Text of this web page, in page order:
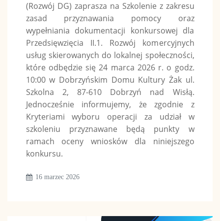
(Rozwój DG) zaprasza na Szkolenie z zakresu
zasad przyznawania pomocy oraz
wypełniania dokumentacji konkursowej dla
Przedsięwzięcia II.1. Rozwój komercyjnych
usług skierowanych do lokalnej społeczności,
które odbędzie się 24 marca 2026 r. o godz.
10:00 w Dobrzyńskim Domu Kultury Żak ul.
Szkolna 2, 87-610 Dobrzyń nad Wisłą.
Jednocześnie informujemy, że zgodnie z
Kryteriami wyboru operacji za udział w
szkoleniu przyznawane będą punkty w
ramach oceny wniosków dla niniejszego
konkursu.
16 marzec 2026